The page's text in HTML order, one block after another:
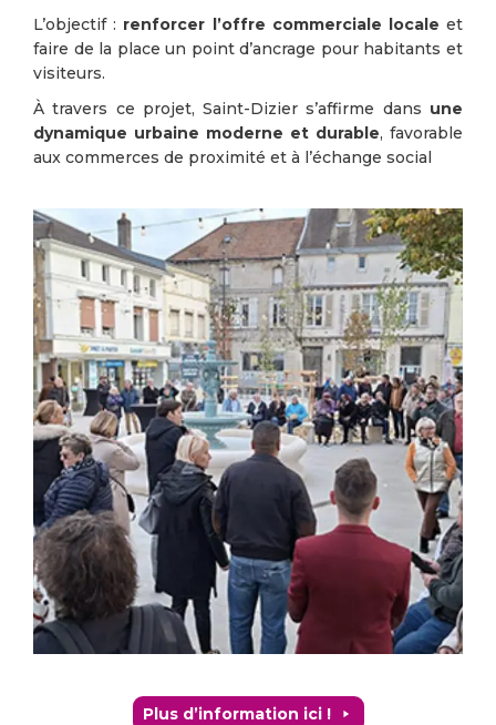
L’objectif : renforcer l’offre commerciale locale et
faire de la place un point d’ancrage pour habitants et
visiteurs.
À travers ce projet, Saint-Dizier s’affirme dans une
dynamique urbaine moderne et durable, favorable
aux commerces de proximité et à l’échange social
Plus d’information ici !